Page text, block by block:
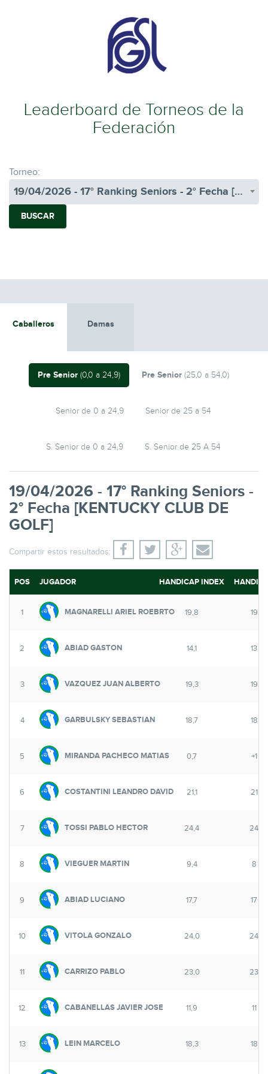
Leaderboard de Torneos de la
Federación
Torneo:
19/04/2026 - 17° Ranking Seniors - 2° Fecha [KENTUCKY CLUB DE GOLF]
BUSCAR
Caballeros Damas
Pre Senior (0,0 a 24,9) Pre Senior (25,0 a 54,0)
Senior de 0 a 24,9 Senior de 25 a 54
S. Senior de 0 a 24,9 S. Senior de 25 A 54
19/04/2026 - 17° Ranking Seniors -
2° Fecha [KENTUCKY CLUB DE
GOLF]
Compartir estos resultados:
POS JUGADOR HANDICAP INDEX
1 MAGNARELLI ARIEL ROEBRTO 19,8 19
2 ABIAD GASTON 14,1 13
3 VAZQUEZ JUAN ALBERTO 19,3 19
4 GARBULSKY SEBASTIAN 18,7 18
5 MIRANDA PACHECO MATIAS 0,7 +1
6 COSTANTINI LEANDRO DAVID 21,1 21
7 TOSSI PABLO HECTOR 24,4 24
8 VIEGUER MARTIN 9,4 8
9 ABIAD LUCIANO 17,7 17
10 VITOLA GONZALO 24,0 24
11 CARRIZO PABLO 23,0 23
12 CABANELLAS JAVIER JOSE 11,9 11
13 LEIN MARCELO 18,3 18